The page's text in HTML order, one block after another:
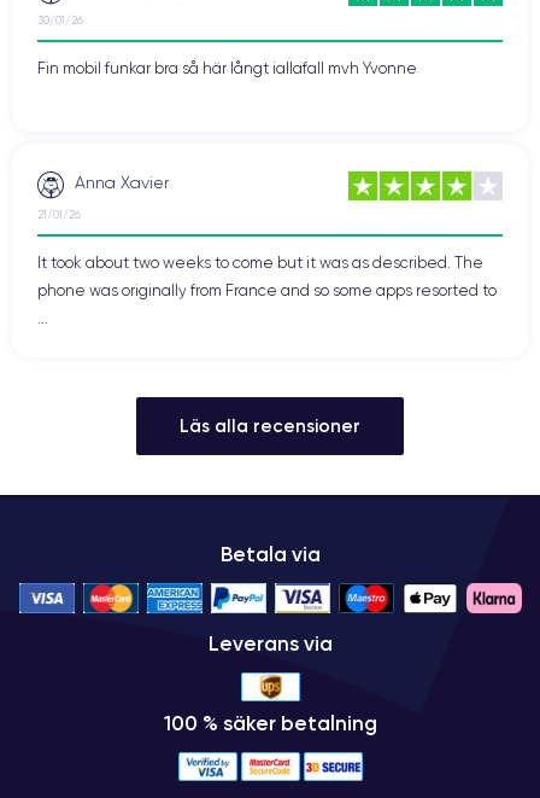
30/01/26
Fin mobil funkar bra så här långt iallafall mvh Yvonne
Anna Xavier
21/01/26
It took about two weeks to come but it was as described. The
phone was originally from France and so some apps resorted to
Läs alla recensioner
Betala via
Leverans via
100 % säker betalning